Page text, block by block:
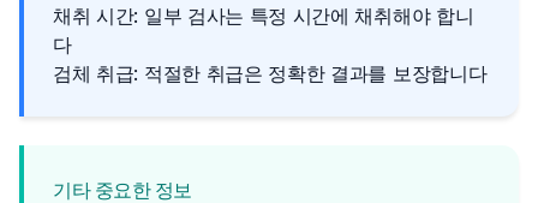
채취 시간: 일부 검사는 특정 시간에 채취해야 합니
다
검체 취급: 적절한 취급은 정확한 결과를 보장합니다
기타 중요한 정보